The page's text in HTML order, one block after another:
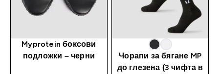
Myprotein боксови
подложки – черни
Чорапи за бягане MP
до глезена (3 чифта в